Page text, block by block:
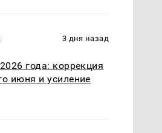
3 дня назад
года: коррекция
июня и усиление